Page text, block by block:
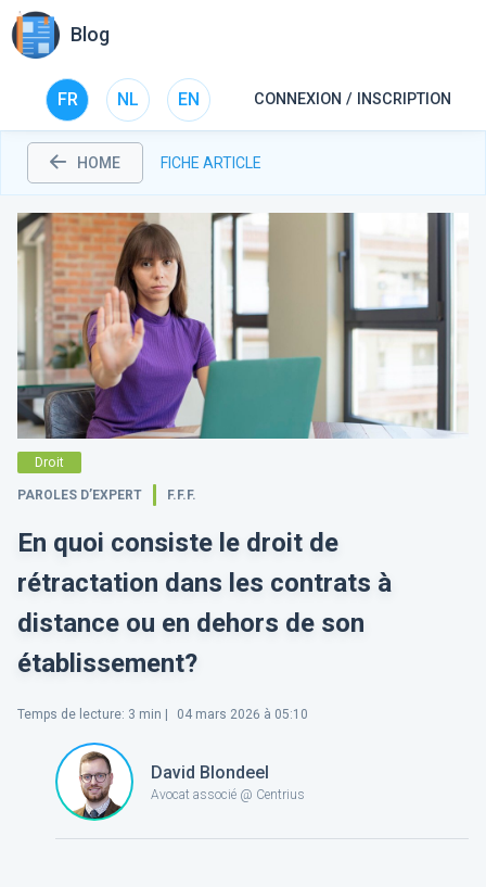
Blog
FR NL EN CONNEXION / INSCRIPTION
HOME FICHE ARTICLE
Droit
PAROLES D’EXPERT F.F.F.
En quoi consiste le droit de
rétractation dans les contrats à
distance ou en dehors de son
établissement?
Temps de lecture: 3 min | 04 mars 2026 à 05:10
David Blondeel
Avocat associé @ Centrius